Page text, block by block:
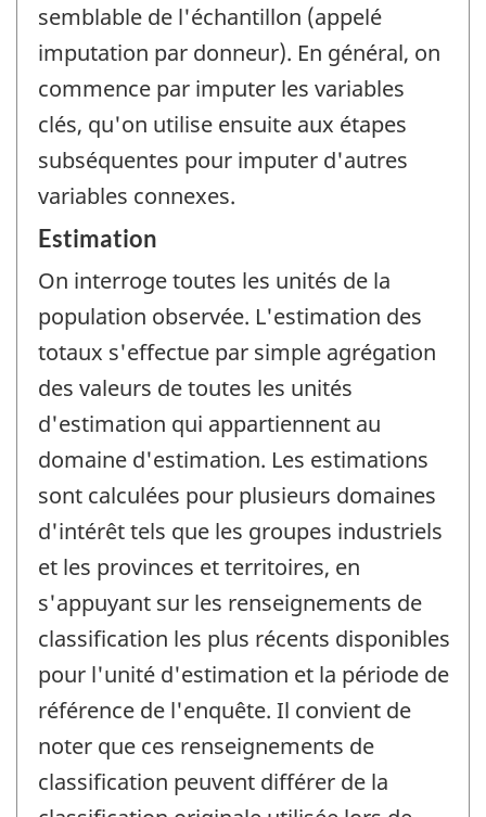
semblable de l'échantillon (appelé
imputation par donneur). En général, on
commence par imputer les variables
clés, qu'on utilise ensuite aux étapes
subséquentes pour imputer d'autres
variables connexes.
Estimation
On interroge toutes les unités de la
population observée. L'estimation des
totaux s'effectue par simple agrégation
des valeurs de toutes les unités
d'estimation qui appartiennent au
domaine d'estimation. Les estimations
sont calculées pour plusieurs domaines
d'intérêt tels que les groupes industriels
et les provinces et territoires, en
s'appuyant sur les renseignements de
classification les plus récents disponibles
pour l'unité d'estimation et la période de
référence de l'enquête. Il convient de
noter que ces renseignements de
classification peuvent différer de la